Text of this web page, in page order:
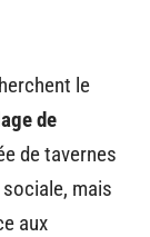
le
de
de tavernes
mais
aux